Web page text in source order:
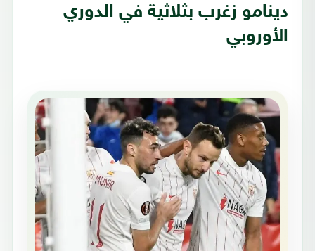
دينامو زغرب بثلاثية في الدوري
الأوروبي